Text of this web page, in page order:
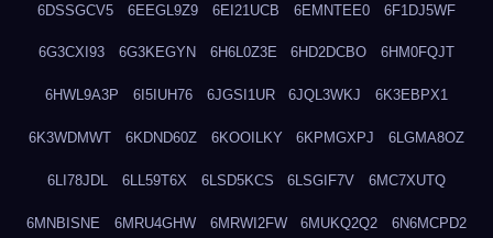
6DSSGCV5 6EEGL9Z9 6EI21UCB 6EMNTEE0 6F1DJ5WF
6G3CXI93 6G3KEGYN 6H6L0Z3E 6HD2DCBO 6HM0FQJT
6HWL9A3P 6I5IUH76 6JGSI1UR 6JQL3WKJ 6K3EBPX1
6K3WDMWT 6KDND60Z 6KOOILKY 6KPMGXPJ 6LGMA8OZ
6LI78JDL 6LL59T6X 6LSD5KCS 6LSGIF7V 6MC7XUTQ
6MNBISNE 6MRU4GHW 6MRWI2FW 6MUKQ2Q2 6N6MCPD2